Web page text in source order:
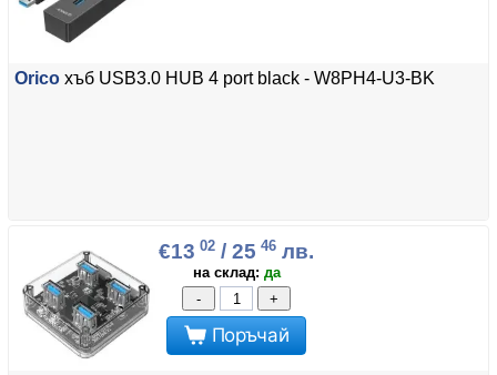
Orico хъб USB3.0 HUB 4 port black - W8PH4-U3-BK
€13 02 / 25 46 лв.
на склад: да
-
+
Поръчай